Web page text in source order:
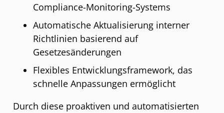
Compliance-Monitoring-Systems
Automatische Aktualisierung interner
Richtlinien basierend auf
Gesetzesänderungen
Flexibles Entwicklungsframework, das
schnelle Anpassungen ermöglicht
Durch diese proaktiven und automatisierten